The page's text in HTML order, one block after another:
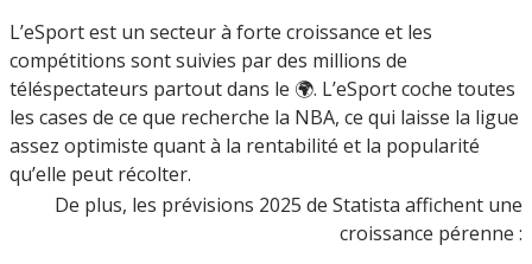
L’eSport est un secteur à forte croissance et les
compétitions sont suivies par des millions de
téléspectateurs partout dans le 🌍. L’eSport coche toutes
les cases de ce que recherche la NBA, ce qui laisse la ligue
assez optimiste quant à la rentabilité et la popularité
qu’elle peut récolter.
De plus, les prévisions 2025 de Statista affichent une
croissance pérenne :